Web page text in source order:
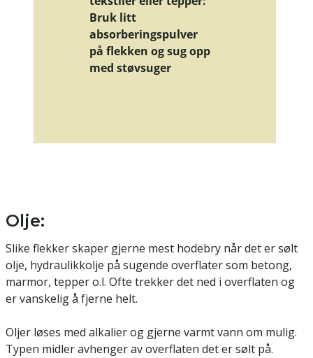
Bruk litt
absorberingspulver
på flekken og sug opp
med støvsuger
Olje:
Slike flekker skaper gjerne mest hodebry når det er sølt
olje, hydraulikkolje på sugende overflater som betong,
marmor, tepper o.l. Ofte trekker det ned i overflaten og
er vanskelig å fjerne helt.
Oljer løses med alkalier og gjerne varmt vann om mulig.
Typen midler avhenger av overflaten det er sølt på.